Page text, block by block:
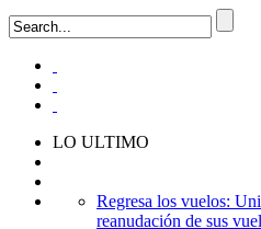
LO ULTIMO
Regresa los vuelos:
reanudación de sus